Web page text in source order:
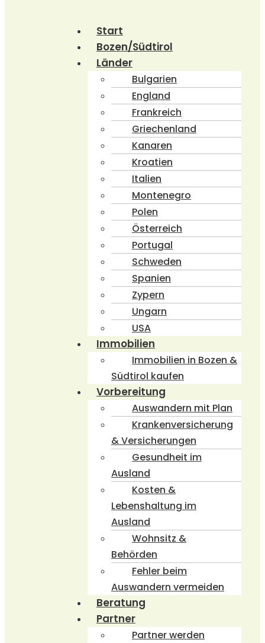
Start
Bozen/Südtirol
Länder
Bulgarien
England
Frankreich
Griechenland
Kanaren
Kroatien
Italien
Montenegro
Polen
Österreich
Portugal
Schweden
Spanien
Zypern
Ungarn
USA
Immobilien
Immobilien in Bozen &
Südtirol kaufen
Vorbereitung
Auswandern mit Plan
Krankenversicherung
& Versicherungen
Gesundheit im
Ausland
Kosten &
Lebenshaltung im
Ausland
Wohnsitz &
Behörden
Fehler beim
Auswandern vermeiden
Beratung
Partner
Partner werden